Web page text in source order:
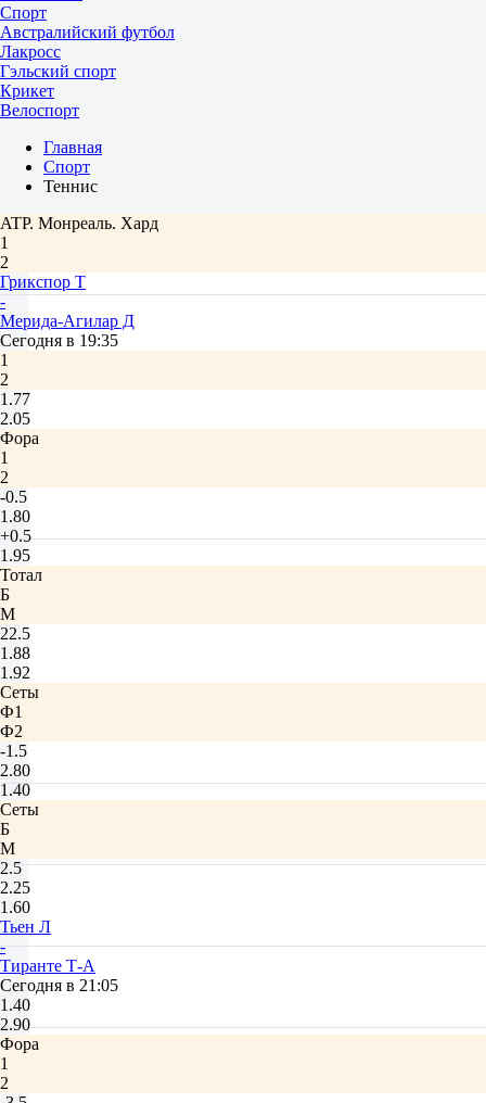
Спорт
Австралийский футбол
Лакросс
Гэльский спорт
Крикет
Велоспорт
Главная
Спорт
Теннис
ATP. Монреаль. Хард
1
2
Грикспор Т
-
Мерида-Агилар Д
Сегодня в 19:35
1
2
1.77
2.05
Фора
1
2
-0.5
1.80
+0.5
1.95
Тотал
Б
М
22.5
1.88
1.92
Сеты
Ф1
Ф2
-1.5
2.80
1.40
Сеты
Б
М
2.5
2.25
1.60
Тьен Л
-
Тиранте Т-А
Сегодня в 21:05
1.40
2.90
Фора
1
2